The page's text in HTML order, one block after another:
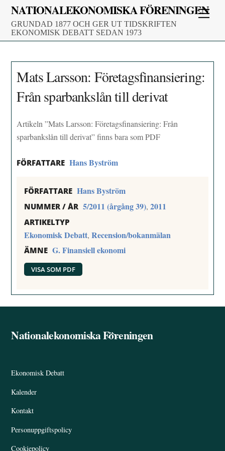
Skip
content
NATIONALEKONOMISKA FÖRENINGEN
GRUNDAD 1877 OCH GER UT TIDSKRIFTEN
EKONOMISK DEBATT SEDAN 1973
Mats Larsson: Företagsfinansiering:
Från sparbankslån till derivat
Artikeln ”Mats Larsson: Företagsfinansiering: Från
sparbankslån till derivat” finns bara som PDF
FÖRFATTARE Hans Byström
FÖRFATTARE Hans Byström
NUMMER / ÅR 5/2011 (årgång 39),2011
ARTIKELTYP
Ekonomisk Debatt,Recension/bokanmälan
ÄMNE G. Finansiell ekonomi
VISA SOM PDF
Back
Nationalekonomiska Föreningen
Ekonomisk Debatt
Kalender
Kontakt
Personuppgiftspolicy
Cookiepolicy